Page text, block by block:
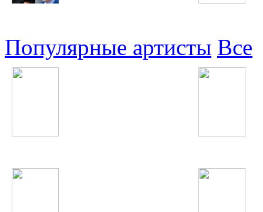
Популярные артисты Все